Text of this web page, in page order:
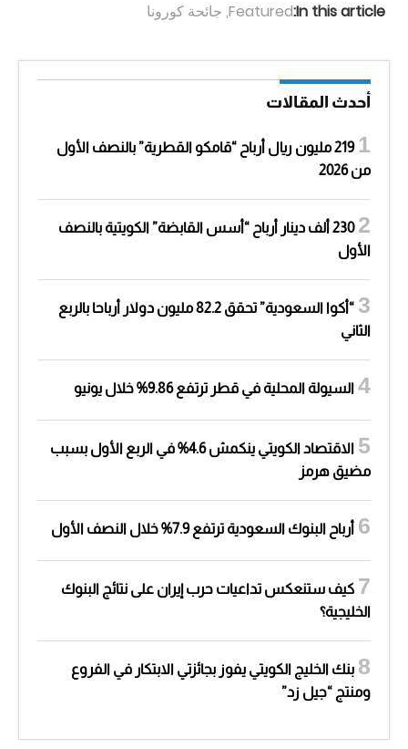
In this article:
Featured
, جائحة كورونا
أحدث المقالات
219 مليون ريال أرباح “قامكو القطرية” بالنصف الأول
من 2026
230 ألف دينار أرباح “أسس القابضة” الكويتية بالنصف
الأول
“أكوا السعودية” تحقق 82.2 مليون دولار أرباحا بالربع
الثاني
السيولة المحلية في قطر ترتفع 9.86% خلال يونيو
الاقتصاد الكويتي ينكمش 4.6% في الربع الأول بسبب
مضيق هرمز
أرباح البنوك السعودية ترتفع 7.9% خلال النصف الأول
كيف ستنعكس تداعيات حرب إيران على نتائج البنوك
الخليجية؟
بنك الخليج الكويتي يفوز بجائزتي الابتكار في الفروع
ومنتج “جيل زد”